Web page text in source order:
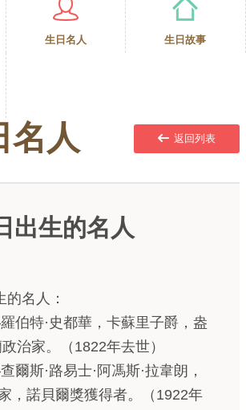
生日名人 生日故事
名人 返回列表
出生的名人
的名人：
伯特·史都華，卡蘇里子爵，盎
治家。（1822年去世）
斯·路易士·阿馮斯·拉韋朗，
，諾貝爾獎獲得者。（1922年